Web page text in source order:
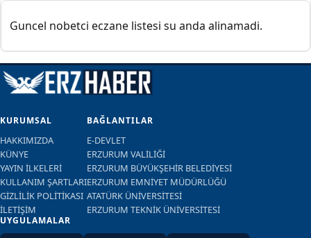
Guncel nobetci eczane listesi su anda alinamadi.
KURUMSAL
HAKKIMIZDA
KÜNYE
YAYIN İLKELERİ
KULLANIM ŞARTLARI
GİZLİLİK POLİTİKASI
İLETİŞİM
BAĞLANTILAR
E-DEVLET
ERZURUM VALİLİĞİ
ERZURUM BÜYÜKŞEHİR BELEDİYESİ
ERZURUM EMNİYET MÜDÜRLÜĞÜ
ATATÜRK ÜNİVERSİTESİ
ERZURUM TEKNİK ÜNİVERSİTESİ
UYGULAMALAR